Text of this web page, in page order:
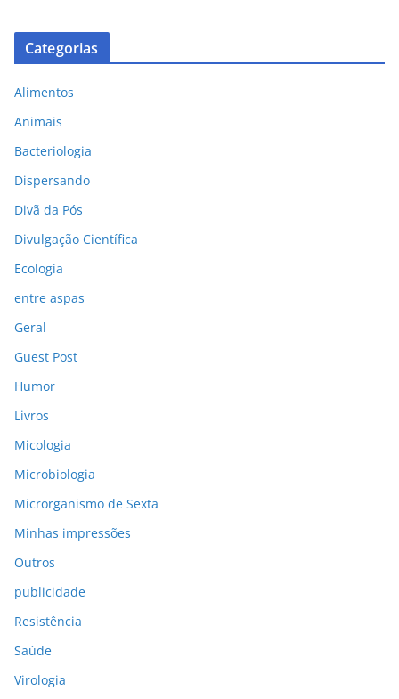
Categorias
Alimentos
Animais
Bacteriologia
Dispersando
Divã da Pós
Divulgação Científica
Ecologia
entre aspas
Geral
Guest Post
Humor
Livros
Micologia
Microbiologia
Microrganismo de Sexta
Minhas impressões
Outros
publicidade
Resistência
Saúde
Virologia